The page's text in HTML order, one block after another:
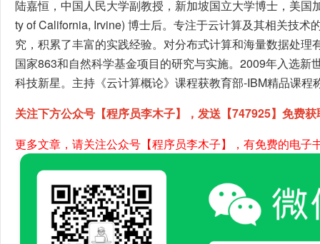
陆嘉恒，中国人民大学副教授，新加坡国立大学博士，美国
ty of California, Irvine) 博士后。专注于云计算及其相关技术
究，积累了丰富的实践经验。对分布式计算和海量数据处理
国家863和自然科学基金项目的研究与实施。2009年入选新
科技新星。主持《云计算概论》课程获教育部-IBM精品课程
关注下方公众号【程序员李木子】，发送【747925】免费获
更多文章，请关注公众号【程序员李木子】，有免费的电子